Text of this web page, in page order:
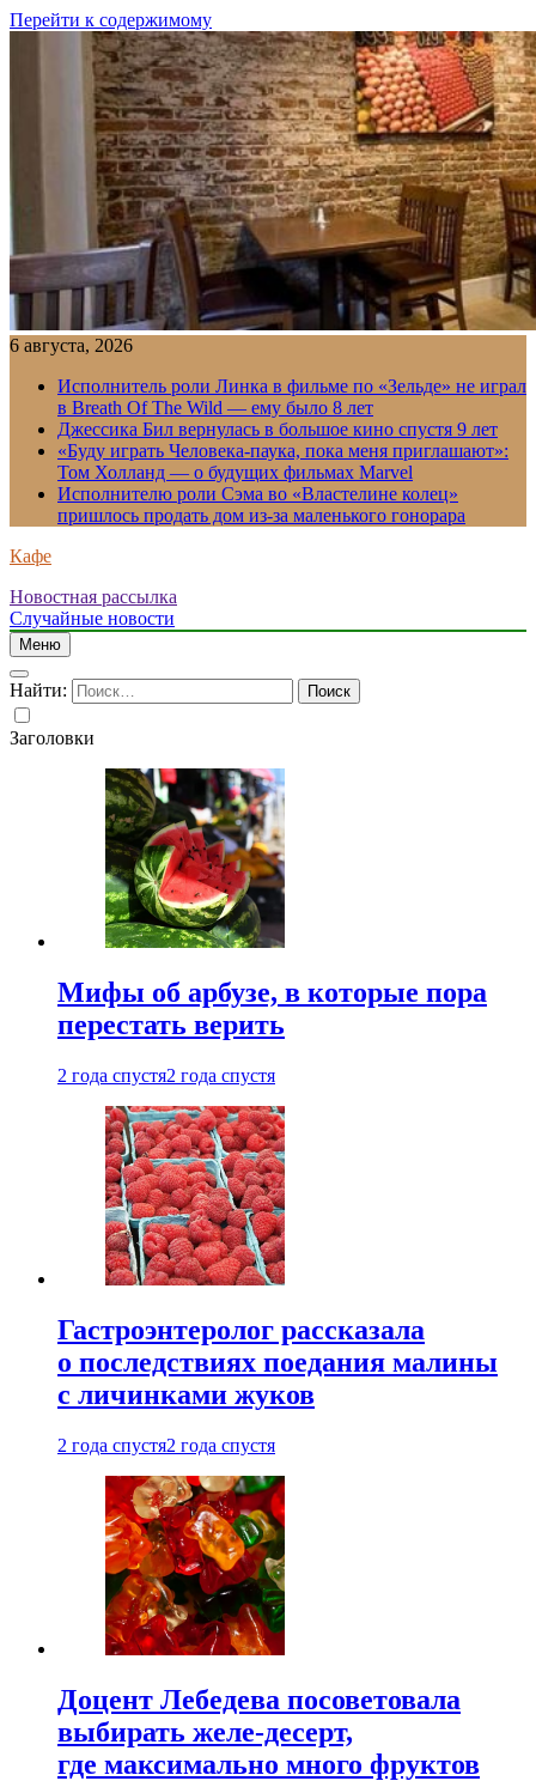
Перейти к содержимому
6 августа, 2026
Исполнитель роли Линка в фильме по «Зельде» не играл
в Breath Of The Wild — ему было 8 лет
Джессика Бил вернулась в большое кино спустя 9 лет
«Буду играть Человека-паука, пока меня приглашают»:
Том Холланд — о будущих фильмах Marvel
Исполнителю роли Сэма во «Властелине колец»
пришлось продать дом из-за маленького гонорара
Кафе
Новостная рассылка
Случайные новости
Меню
Найти:
Заголовки
Мифы об арбузе, в которые пора
перестать верить
2 года спустя2 года спустя
Гастроэнтеролог рассказала
о последствиях поедания малины
с личинками жуков
2 года спустя2 года спустя
Доцент Лебедева посоветовала
выбирать желе-десерт,
где максимально много фруктов